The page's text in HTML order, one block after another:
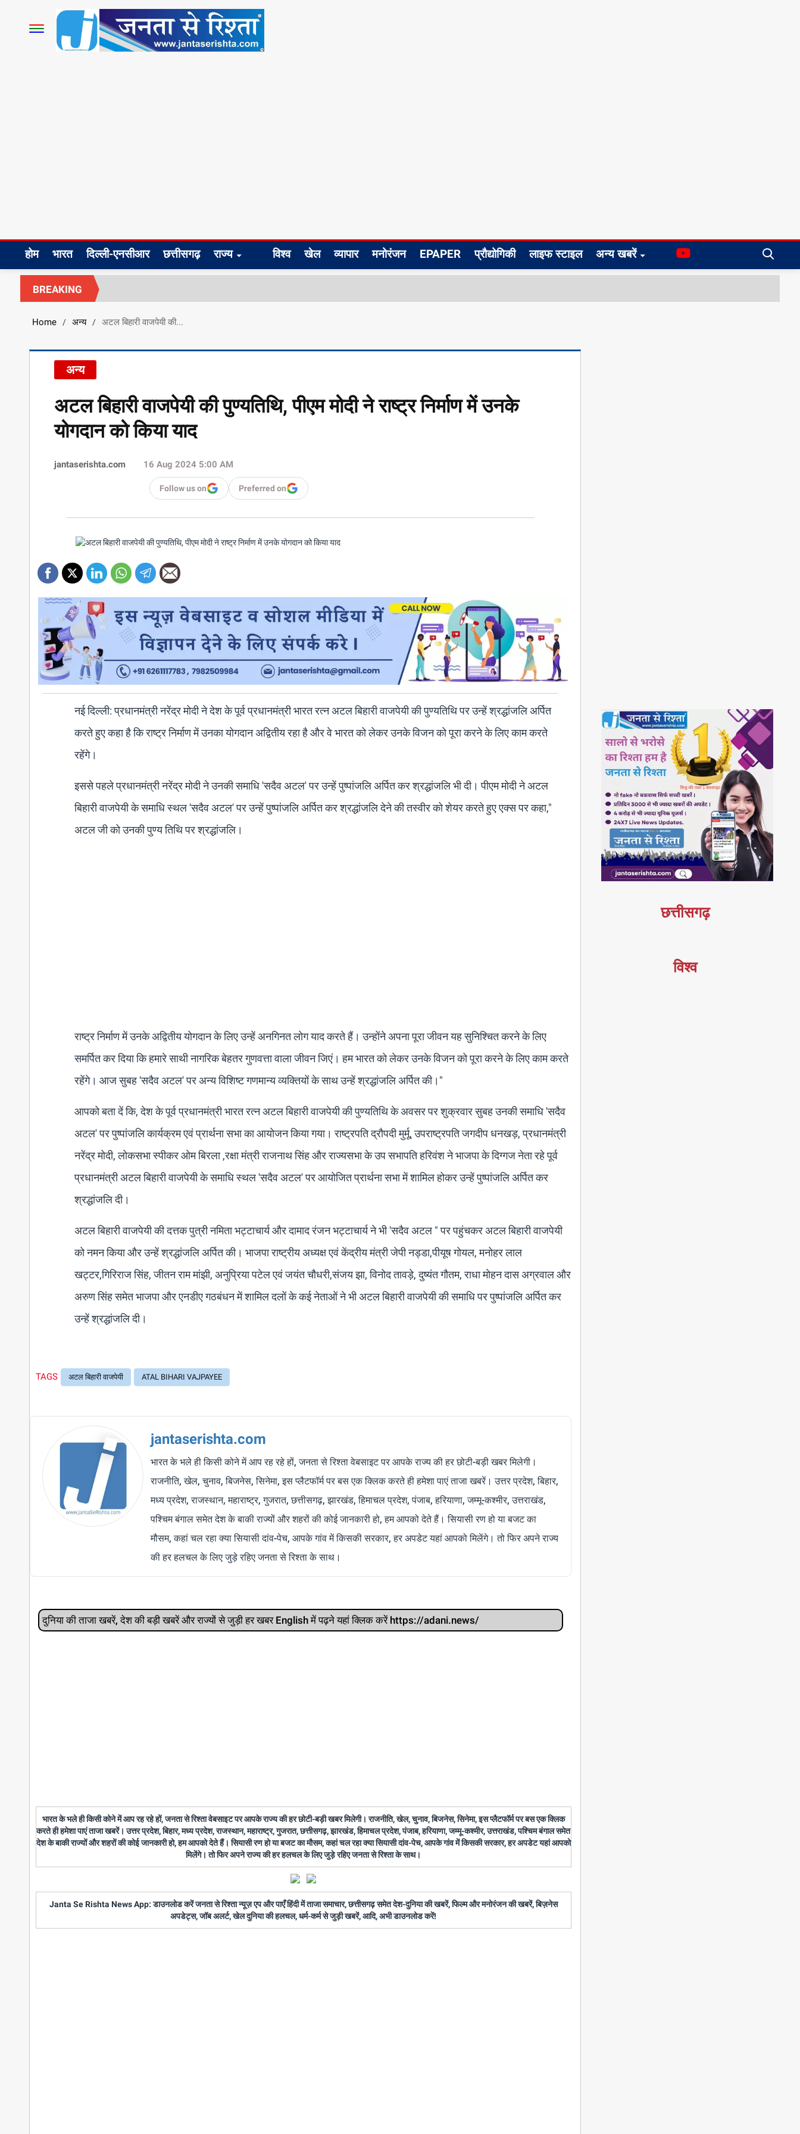
होम भारत दिल्ली-एनसीआर छत्तीसगढ़ राज्य विश्व खेल व्यापार मनोरंजन EPAPER प्रौद्योगिकी लाइफ स्टाइल अन्य खबरें
BREAKING
Home / अन्य / अटल बिहारी वाजपेयी की...
अन्य
अटल बिहारी वाजपेयी की पुण्यतिथि, पीएम मोदी ने राष्ट्र निर्माण में उनके
योगदान को किया याद
jantaserishta.com 16 Aug 2024 5:00 AM
Follow us on Preferred on
नई दिल्ली: प्रधानमंत्री नरेंद्र मोदी ने देश के पूर्व प्रधानमंत्री भारत रत्न अटल बिहारी वाजपेयी की पुण्यतिथि पर उन्हें श्रद्धांजलि अर्पित
करते हुए कहा है कि राष्ट्र निर्माण में उनका योगदान अद्वितीय रहा है और वे भारत को लेकर उनके विजन को पूरा करने के लिए काम करते
रहेंगे।
इससे पहले प्रधानमंत्री नरेंद्र मोदी ने उनकी समाधि 'सदैव अटल' पर उन्हें पुष्पांजलि अर्पित कर श्रद्धांजलि भी दी। पीएम मोदी ने अटल
बिहारी वाजपेयी के समाधि स्थल 'सदैव अटल' पर उन्हें पुष्पांजलि अर्पित कर श्रद्धांजलि देने की तस्वीर को शेयर करते हुए एक्स पर कहा,"
अटल जी को उनकी पुण्य तिथि पर श्रद्धांजलि।
राष्ट्र निर्माण में उनके अद्वितीय योगदान के लिए उन्हें अनगिनत लोग याद करते हैं। उन्होंने अपना पूरा जीवन यह सुनिश्चित करने के लिए
समर्पित कर दिया कि हमारे साथी नागरिक बेहतर गुणवत्ता वाला जीवन जिएं। हम भारत को लेकर उनके विजन को पूरा करने के लिए काम करते
रहेंगे। आज सुबह 'सदैव अटल' पर अन्य विशिष्ट गणमान्य व्यक्तियों के साथ उन्हें श्रद्धांजलि अर्पित की।"
आपको बता दें कि, देश के पूर्व प्रधानमंत्री भारत रत्न अटल बिहारी वाजपेयी की पुण्यतिथि के अवसर पर शुक्रवार सुबह उनकी समाधि 'सदैव
अटल' पर पुष्पांजलि कार्यक्रम एवं प्रार्थना सभा का आयोजन किया गया। राष्ट्रपति द्रौपदी मुर्मू, उपराष्ट्रपति जगदीप धनखड़, प्रधानमंत्री
नरेंद्र मोदी, लोकसभा स्पीकर ओम बिरला ,रक्षा मंत्री राजनाथ सिंह और राज्यसभा के उप सभापति हरिवंश ने भाजपा के दिग्गज नेता रहे पूर्व
प्रधानमंत्री अटल बिहारी वाजपेयी के समाधि स्थल 'सदैव अटल' पर आयोजित प्रार्थना सभा में शामिल होकर उन्हें पुष्पांजलि अर्पित कर
श्रद्धांजलि दी।
अटल बिहारी वाजपेयी की दत्तक पुत्री नमिता भट्टाचार्य और दामाद रंजन भट्टाचार्य ने भी 'सदैव अटल " पर पहुंचकर अटल बिहारी वाजपेयी
को नमन किया और उन्हें श्रद्धांजलि अर्पित की। भाजपा राष्ट्रीय अध्यक्ष एवं केंद्रीय मंत्री जेपी नड्डा,पीयूष गोयल, मनोहर लाल
खट्टर,गिरिराज सिंह, जीतन राम मांझी, अनुप्रिया पटेल एवं जयंत चौधरी,संजय झा, विनोद तावड़े, दुष्यंत गौतम, राधा मोहन दास अग्रवाल और
अरुण सिंह समेत भाजपा और एनडीए गठबंधन में शामिल दलों के कई नेताओं ने भी अटल बिहारी वाजपेयी की समाधि पर पुष्पांजलि अर्पित कर
उन्हें श्रद्धांजलि दी।
TAGS अटल बिहारी वाजपेयी ATAL BIHARI VAJPAYEE
jantaserishta.com
भारत के भले ही किसी कोने में आप रह रहे हों, जनता से रिश्ता वेबसाइट पर आपके राज्य की हर छोटी-बड़ी खबर मिलेगी।
राजनीति, खेल, चुनाव, बिजनेस, सिनेमा, इस प्लैटफॉर्म पर बस एक क्लिक करते ही हमेशा पाएं ताजा खबरें। उत्तर प्रदेश, बिहार,
मध्य प्रदेश, राजस्थान, महाराष्ट्र, गुजरात, छत्तीसगढ़, झारखंड, हिमाचल प्रदेश, पंजाब, हरियाणा, जम्मू-कश्मीर, उत्तराखंड,
पश्चिम बंगाल समेत देश के बाकी राज्यों और शहरों की कोई जानकारी हो, हम आपको देते हैं। सियासी रण हो या बजट का
मौसम, कहां चल रहा क्या सियासी दांव-पेच, आपके गांव में किसकी सरकार, हर अपडेट यहां आपको मिलेंगे। तो फिर अपने राज्य
की हर हलचल के लिए जुड़े रहिए जनता से रिश्ता के साथ।
दुनिया की ताजा खबरें, देश की बड़ी खबरें और राज्‍यों से जुड़ी हर खबर English में पढ़ने यहां क्लिक करें https://adani.news/
भारत के भले ही किसी कोने में आप रह रहे हों, जनता से रिश्ता वेबसाइट पर आपके राज्य की हर छोटी-बड़ी खबर मिलेगी। राजनीति, खेल, चुनाव, बिजनेस, सिनेमा, इस प्लैटफॉर्म पर बस एक क्लिक
करते ही हमेशा पाएं ताजा खबरें। उत्तर प्रदेश, बिहार, मध्य प्रदेश, राजस्थान, महाराष्ट्र, गुजरात, छत्तीसगढ़, झारखंड, हिमाचल प्रदेश, पंजाब, हरियाणा, जम्मू-कश्मीर, उत्तराखंड, पश्चिम बंगाल समेत
देश के बाकी राज्यों और शहरों की कोई जानकारी हो, हम आपको देते हैं। सियासी रण हो या बजट का मौसम, कहां चल रहा क्या सियासी दांव-पेच, आपके गांव में किसकी सरकार, हर अपडेट यहां आपको
मिलेंगे। तो फिर अपने राज्य की हर हलचल के लिए जुड़े रहिए जनता से रिश्ता के साथ।
Janta Se Rishta News App: डाउनलोड करें जनता से रिश्ता न्यूज़ एप और पाएँ हिंदी में ताजा समाचार, छत्तीसगढ़ समेत देश-दुनिया की खबरें, फिल्म और मनोरंजन की खबरें, बिज़नेस
अपडेट्स, जॉब अलर्ट, खेल दुनिया की हलचल, धर्म-कर्म से जुड़ी खबरें, आदि, अभी डाउनलोड करें!
छत्तीसगढ़
विश्व